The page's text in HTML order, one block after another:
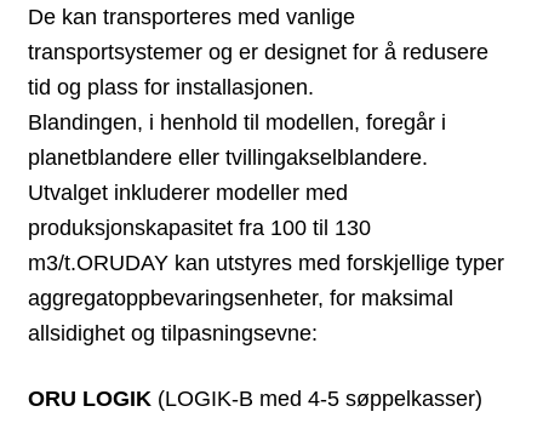
De kan transporteres med vanlige
transportsystemer og er designet for å redusere
tid og plass for installasjonen.
Blandingen, i henhold til modellen, foregår i
planetblandere eller tvillingakselblandere.
Utvalget inkluderer modeller med
produksjonskapasitet fra 100 til 130
m3/t.ORUDAY kan utstyres med forskjellige typer
aggregatoppbevaringsenheter, for maksimal
allsidighet og tilpasningsevne:
ORU LOGIK(LOGIK-B med 4-5 søppelkasser)